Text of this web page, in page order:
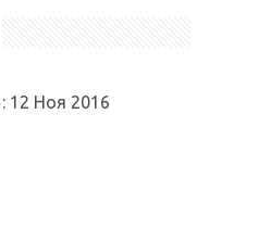
12 Ноя 2016